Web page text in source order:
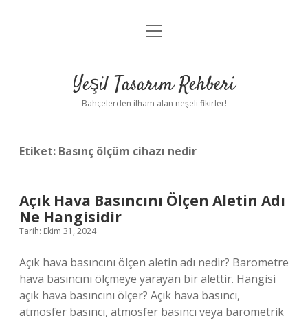
Anasayfa
Yasal Uyarı
menüyü
Yeşil Tasarım Rehberi
Bahçelerden ilham alan neşeli fikirler!
Etiket: Basınç ölçüm cihazı nedir
Açık Hava Basıncını Ölçen Aletin Adı
Ne Hangisidir
Tarih: Ekim 31, 2024
Açık hava basıncını ölçen aletin adı nedir? Barometre
hava basıncını ölçmeye yarayan bir alettir. Hangisi
açık hava basıncını ölçer? Açık hava basıncı,
atmosfer basıncı, atmosfer basıncı veya barometrik